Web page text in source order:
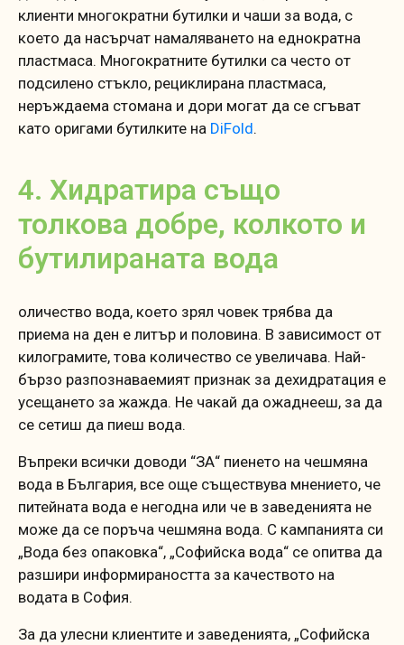
клиенти многократни бутилки и чаши за вода, с
което да насърчат намаляването на еднократна
пластмаса. Многократните бутилки са често от
подсилено стъкло, рециклирана пластмаса,
неръждаема стомана и дори могат да се сгъват
като оригами бутилките на DiFold.
4. Хидратира също
толкова добре, колкото и
бутилираната вода
оличество вода, което зрял човек трябва да
приема на ден е литър и половина. В зависимост от
килограмите, това количество се увеличава. Най-
бързо разпознаваемият признак за дехидратация е
усещането за жажда. Не чакай да ожаднееш, за да
се сетиш да пиеш вода.
Въпреки всички доводи “ЗА“ пиенето на чешмяна
вода в България, все още съществува мнението, че
питейната вода е негодна или че в заведенията не
може да се поръча чешмяна вода. С кампанията си
„Вода без опаковка“, „Софийска вода“ се опитва да
разшири информираността за качеството на
водата в София.
За да улесни клиентите и заведенията, „Софийска